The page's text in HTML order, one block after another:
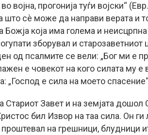
војна, прогонија туѓи војски“
што сѐ може да направи верата и
Божја која има голема и
зборувал и
од псалмите се вели: „Бог ми е
е човекот на кого силата му
„Господ е сила на моето
Завет и на земјата дошол
бил Извор на таа сила. Он ги
на грешници, блудници